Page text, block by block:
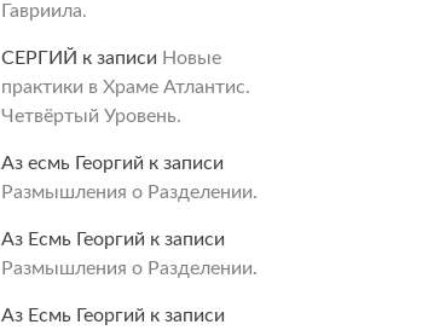
Гавриила.
СЕРГИЙ к записи Новые
практики в Храме Атлантис.
Четвёртый Уровень.
Аз есмь Георгий к записи
Размышления о Разделении.
Аз Есмь Георгий к записи
Размышления о Разделении.
Аз Есмь Георгий к записи